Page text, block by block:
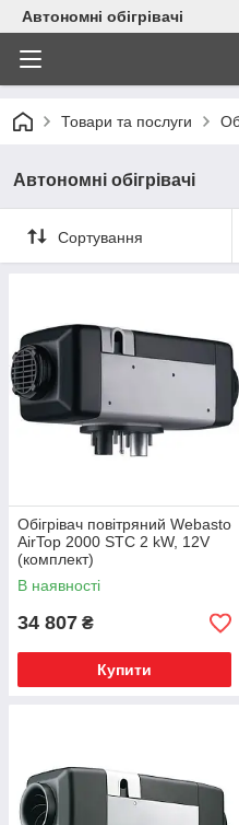
Автономні обігрівачі
Товари та послуги
Автономні обігрівачі
Сортування
Обігрівач повітряний Webasto
AirTop 2000 STC 2 kW, 12V
(комплект)
В наявності
34 807 ₴
Купити